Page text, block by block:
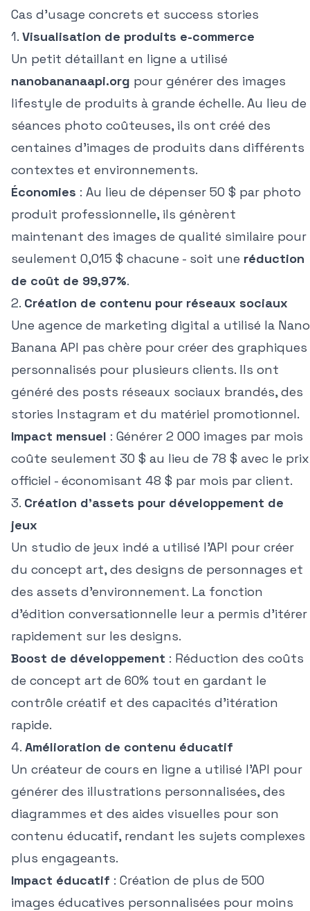
Cas d'usage concrets et success stories
1. Visualisation de produits e-commerce
Un petit détaillant en ligne a utilisé
nanobananaapi.org pour générer des images
lifestyle de produits à grande échelle. Au lieu de
séances photo coûteuses, ils ont créé des
centaines d'images de produits dans différents
contextes et environnements.
Économies : Au lieu de dépenser 50 $ par photo
produit professionnelle, ils génèrent
maintenant des images de qualité similaire pour
seulement 0,015 $ chacune - soit une réduction
de coût de 99,97%.
2. Création de contenu pour réseaux sociaux
Une agence de marketing digital a utilisé la Nano
Banana API pas chère pour créer des graphiques
personnalisés pour plusieurs clients. Ils ont
généré des posts réseaux sociaux brandés, des
stories Instagram et du matériel promotionnel.
Impact mensuel : Générer 2 000 images par mois
coûte seulement 30 $ au lieu de 78 $ avec le prix
officiel - économisant 48 $ par mois par client.
3. Création d'assets pour développement de
jeux
Un studio de jeux indé a utilisé l'API pour créer
du concept art, des designs de personnages et
des assets d'environnement. La fonction
d'édition conversationnelle leur a permis d'itérer
rapidement sur les designs.
Boost de développement : Réduction des coûts
de concept art de 60% tout en gardant le
contrôle créatif et des capacités d'itération
rapide.
4. Amélioration de contenu éducatif
Un créateur de cours en ligne a utilisé l'API pour
générer des illustrations personnalisées, des
diagrammes et des aides visuelles pour son
contenu éducatif, rendant les sujets complexes
plus engageants.
Impact éducatif : Création de plus de 500
images éducatives personnalisées pour moins